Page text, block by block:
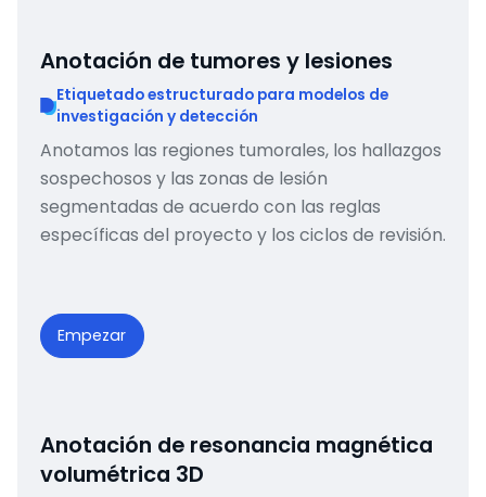
Anotación de tumores y lesiones
Etiquetado estructurado para modelos de
investigación y detección
Anotamos las regiones tumorales, los hallazgos
sospechosos y las zonas de lesión
segmentadas de acuerdo con las reglas
específicas del proyecto y los ciclos de revisión.
Empezar
Anotación de resonancia magnética
volumétrica 3D